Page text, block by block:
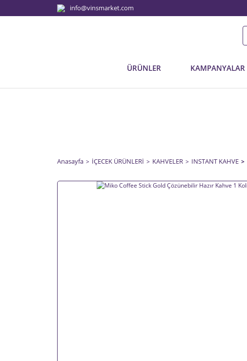
info@vinsmarket.com
ÜRÜNLER KAMPANYALAR
Anasayfa İÇECEK ÜRÜNLERİ KAHVELER INSTANT KAHVE